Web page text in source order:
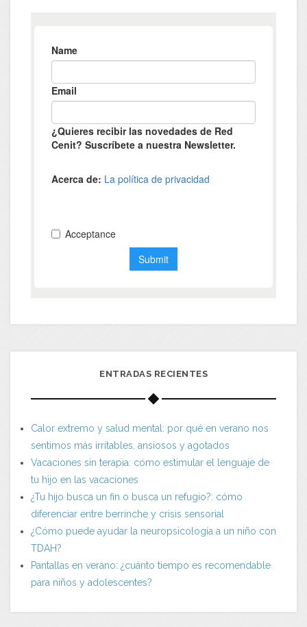
ENTRADAS RECIENTES
Calor extremo y salud mental: por qué en verano nos
sentimos más irritables, ansiosos y agotados
Vacaciones sin terapia: cómo estimular el lenguaje de
tu hijo en las vacaciones
¿Tu hijo busca un fin o busca un refugio?: cómo
diferenciar entre berrinche y crisis sensorial
¿Cómo puede ayudar la neuropsicología a un niño con
TDAH?
Pantallas en verano: ¿cuánto tiempo es recomendable
para niños y adolescentes?